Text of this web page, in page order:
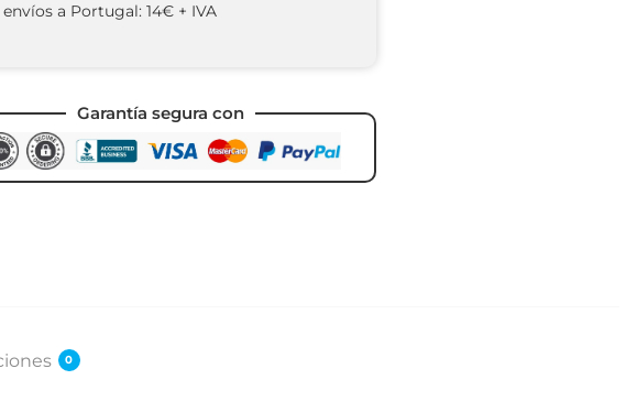
envíos a Portugal: 14€ + IVA
Garantía segura con
0